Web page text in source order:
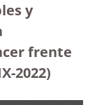
y
frente
2022)